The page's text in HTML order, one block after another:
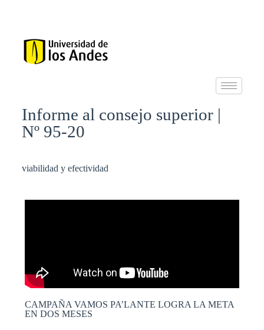
Informe al consejo superior |
Nº 95-20
viabilidad y efectividad
CAMPAÑA VAMOS PA’LANTE LOGRA LA META
EN DOS MESES